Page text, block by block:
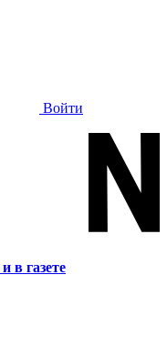
Войти
и в газете